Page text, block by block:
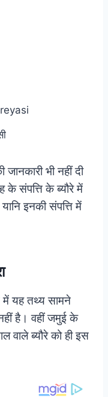
भी नहीं दी
संपत्ति के ब्यौरे में
इनकी संपत्ति में
में यह तथ्य सामने
है। वहीं जमुई के
वाले ब्यौरे को ही इस